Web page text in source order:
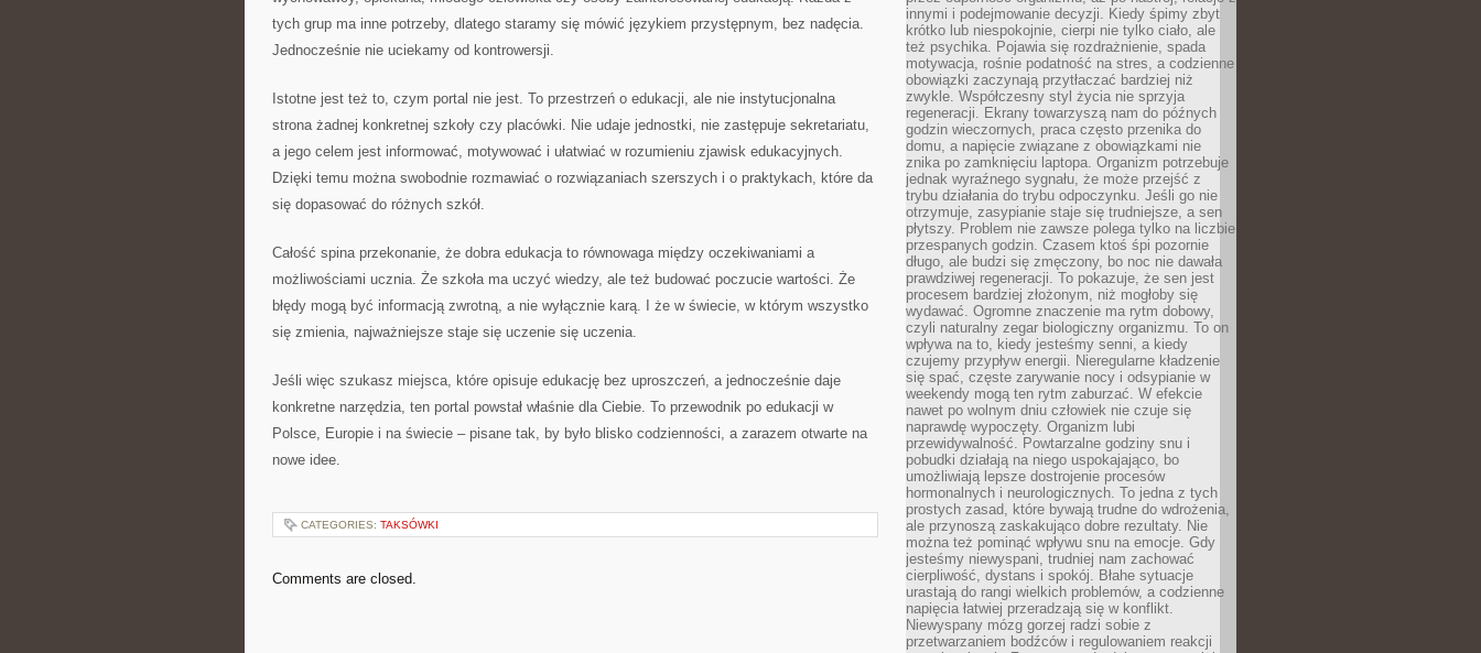
tych grup ma inne potrzeby, dlatego staramy się mówić językiem przystępnym, bez nadęcia.
Jednocześnie nie uciekamy od kontrowersji.
Istotne jest też to, czym portal nie jest. To przestrzeń o edukacji, ale nie instytucjonalna
strona żadnej konkretnej szkoły czy placówki. Nie udaje jednostki, nie zastępuje sekretariatu,
a jego celem jest informować, motywować i ułatwiać w rozumieniu zjawisk edukacyjnych.
Dzięki temu można swobodnie rozmawiać o rozwiązaniach szerszych i o praktykach, które da
się dopasować do różnych szkół.
Całość spina przekonanie, że dobra edukacja to równowaga między oczekiwaniami a
możliwościami ucznia. Że szkoła ma uczyć wiedzy, ale też budować poczucie wartości. Że
błędy mogą być informacją zwrotną, a nie wyłącznie karą. I że w świecie, w którym wszystko
się zmienia, najważniejsze staje się uczenie się uczenia.
Jeśli więc szukasz miejsca, które opisuje edukację bez uproszczeń, a jednocześnie daje
konkretne narzędzia, ten portal powstał właśnie dla Ciebie. To przewodnik po edukacji w
Polsce, Europie i na świecie – pisane tak, by było blisko codzienności, a zarazem otwarte na
nowe idee.
CATEGORIES: TAKSÓWKI
Comments are closed.
innymi i podejmowanie decyzji. Kiedy śpimy zbyt
krótko lub niespokojnie, cierpi nie tylko ciało, ale
też psychika. Pojawia się rozdrażnienie, spada
motywacja, rośnie podatność na stres, a codzienne
obowiązki zaczynają przytłaczać bardziej niż
zwykle. Współczesny styl życia nie sprzyja
regeneracji. Ekrany towarzyszą nam do późnych
godzin wieczornych, praca często przenika do
domu, a napięcie związane z obowiązkami nie
znika po zamknięciu laptopa. Organizm potrzebuje
jednak wyraźnego sygnału, że może przejść z
trybu działania do trybu odpoczynku. Jeśli go nie
otrzymuje, zasypianie staje się trudniejsze, a sen
płytszy. Problem nie zawsze polega tylko na liczbie
przespanych godzin. Czasem ktoś śpi pozornie
długo, ale budzi się zmęczony, bo noc nie dawała
prawdziwej regeneracji. To pokazuje, że sen jest
procesem bardziej złożonym, niż mogłoby się
wydawać. Ogromne znaczenie ma rytm dobowy,
czyli naturalny zegar biologiczny organizmu. To on
wpływa na to, kiedy jesteśmy senni, a kiedy
czujemy przypływ energii. Nieregularne kładzenie
się spać, częste zarywanie nocy i odsypianie w
weekendy mogą ten rytm zaburzać. W efekcie
nawet po wolnym dniu człowiek nie czuje się
naprawdę wypoczęty. Organizm lubi
przewidywalność. Powtarzalne godziny snu i
pobudki działają na niego uspokajająco, bo
umożliwiają lepsze dostrojenie procesów
hormonalnych i neurologicznych. To jedna z tych
prostych zasad, które bywają trudne do wdrożenia,
ale przynoszą zaskakująco dobre rezultaty. Nie
można też pominąć wpływu snu na emocje. Gdy
jesteśmy niewyspani, trudniej nam zachować
cierpliwość, dystans i spokój. Błahe sytuacje
urastają do rangi wielkich problemów, a codzienne
napięcia łatwiej przeradzają się w konflikt.
Niewyspany mózg gorzej radzi sobie z
przetwarzaniem bodźców i regulowaniem reakcji